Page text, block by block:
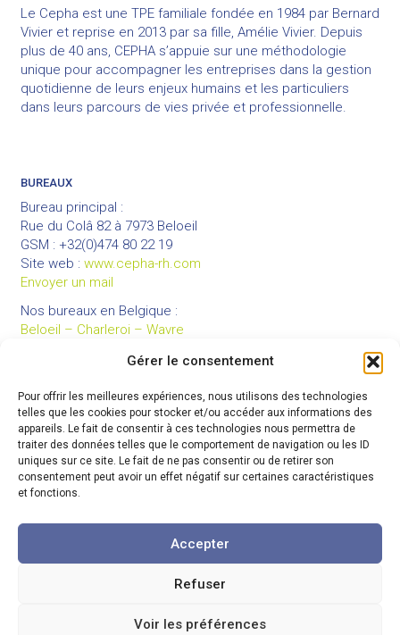
Gérer le consentement
Pour offrir les meilleures expériences, nous utilisons des technologies
telles que les cookies pour stocker et/ou accéder aux informations des
appareils. Le fait de consentir à ces technologies nous permettra de
traiter des données telles que le comportement de navigation ou les ID
uniques sur ce site. Le fait de ne pas consentir ou de retirer son
consentement peut avoir un effet négatif sur certaines caractéristiques
et fonctions.
Accepter
Refuser
Voir les préférences
Le Cepha est une TPE familiale fondée en 1984 par Bernard
Vivier et reprise en 2013 par sa fille, Amélie Vivier. Depuis
plus de 40 ans, CEPHA s’appuie sur une méthodologie
unique pour accompagner les entreprises dans la gestion
quotidienne de leurs enjeux humains et les particuliers
dans leurs parcours de vies privée et professionnelle.
BUREAUX
Bureau principal :
Rue du Colâ 82 à 7973 Beloeil
GSM : +32(0)474 80 22 19
Site web : www.cepha-rh.com
Envoyer un mail
Nos bureaux en Belgique :
Beloeil – Charleroi – Wavre
LIENS UTILES
Mentions légales
Conditions générales de vente
Politique de confidentialité
Partenaires
Code de déontologie